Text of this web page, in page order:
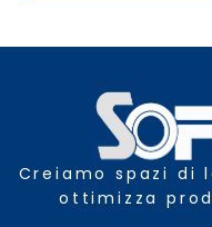
Creiamo spazi di
ottimizza